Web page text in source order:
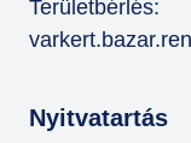
Területbérlés:
Nyitvatartás